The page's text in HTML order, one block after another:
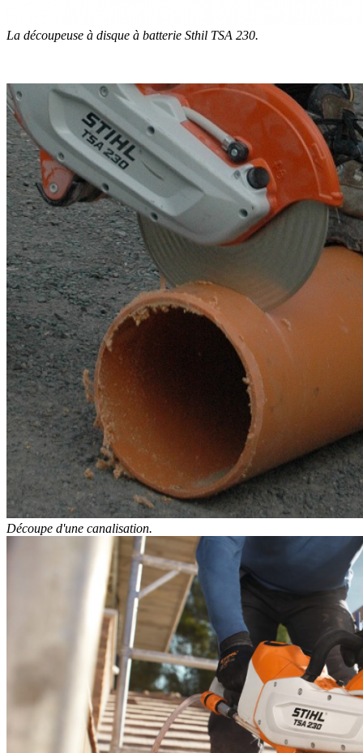
La découpeuse à disque à batterie Sthil TSA 230.
Découpe d'une canalisation.